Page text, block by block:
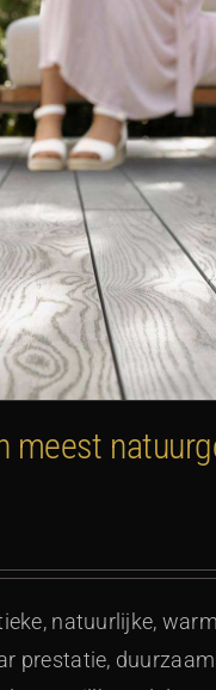
meest
natuurlijke,
prestatie,